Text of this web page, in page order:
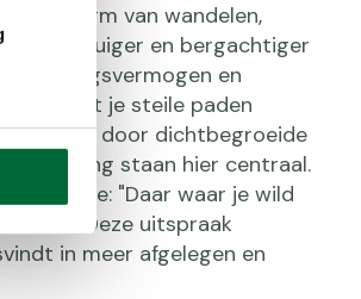
vorm van wandelen,
over ruiger en bergachtiger
en
dat je steile paden
loopt, of door dichtbegroeide
uitdaging staan hier centraal.
definitie: "Daar waar je wild
hiken." Deze uitspraak
in meer afgelegen en